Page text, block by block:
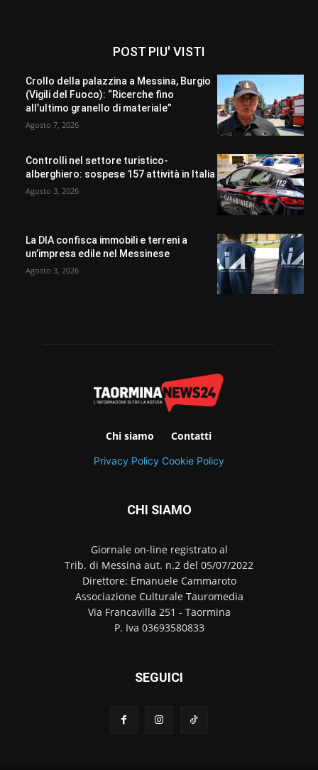
POST PIU' VISTI
Crollo della palazzina a Messina, Burgio
(Vigili del Fuoco): “Ricerche fino
all’ultimo granello di materiale”
Agosto 7, 2026
Controlli nel settore turistico-
alberghiero: sospese 157 attività in Italia
Agosto 3, 2026
La DIA confisca immobili e terreni a
un’impresa edile nel Messinese
Agosto 3, 2026
Chi siamo Contatti
Privacy Policy Cookie Policy
CHI SIAMO
Giornale on-line registrato al
Trib. di Messina aut. n.2 del 05/07/2022
Direttore: Emanuele Cammaroto
Associazione Culturale Tauromedia
Via Francavilla 251 - Taormina
P. Iva 03693580833
SEGUICI